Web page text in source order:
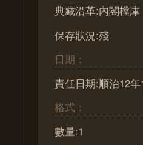
典藏沿革:內閣檔庫
保存狀況:殘
日期：
責任日期:順治12年
格式：
數量:1